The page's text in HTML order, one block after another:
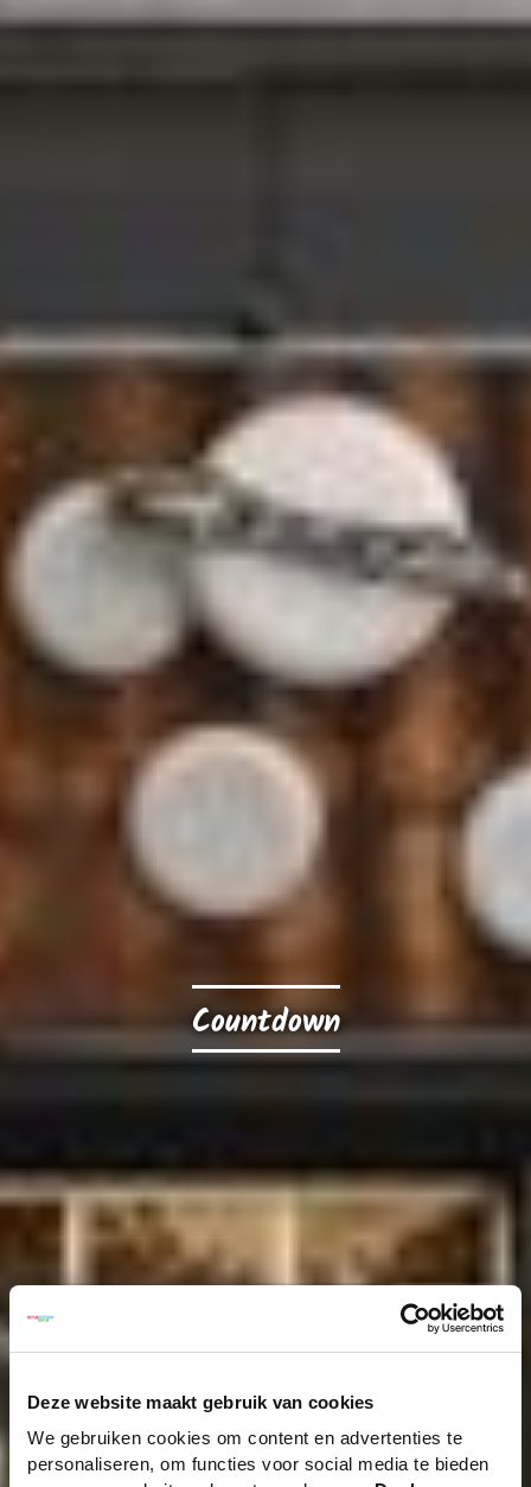
Deze website maakt gebruik van cookies
We gebruiken cookies om content en advertenties te
personaliseren, om functies voor social media te bieden
Countdown